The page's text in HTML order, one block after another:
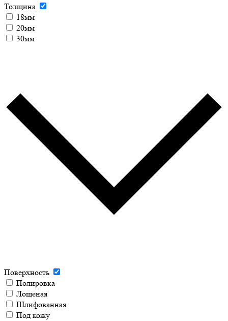
Толщина
18мм
20мм
30мм
Поверхность
Полировка
Лощеная
Шлифованная
Под кожу